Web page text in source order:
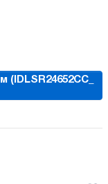
(IDLSR24652CC_